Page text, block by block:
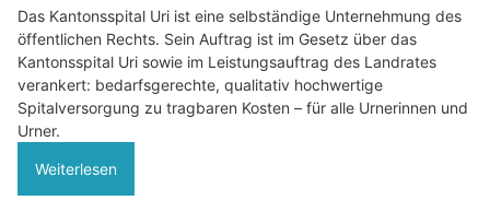
Das Kantonsspital Uri ist eine selbständige Unternehmung des
öffentlichen Rechts. Sein Auftrag ist im Gesetz über das
Kantonsspital Uri sowie im Leistungsauftrag des Landrates
verankert: bedarfsgerechte, qualitativ hochwertige
Spitalversorgung zu tragbaren Kosten – für alle Urnerinnen und
Urner.
Weiterlesen